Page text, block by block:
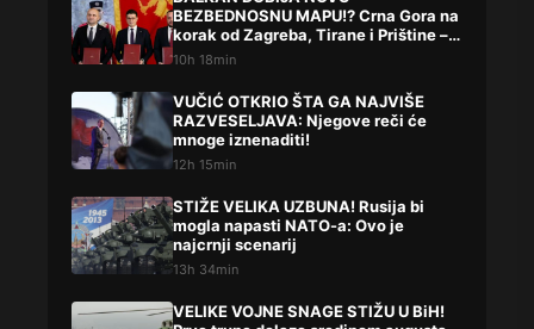
BEZBEDNOSNU MAPU!? Crna Gora na
korak od Zagreba, Tirane i Prištine –
detalji koji su podigli prašinu
10h 18min
VUČIĆ OTKRIO ŠTA GA NAJVIŠE
RAZVESELJAVA: Njegove reči će
mnoge iznenaditi!
12h 15min
STIŽE VELIKA UZBUNA! Rusija bi
mogla napasti NATO-a: Ovo je
najcrnji scenarij
13h 34min
VELIKE VOJNE SNAGE STIŽU U BiH!